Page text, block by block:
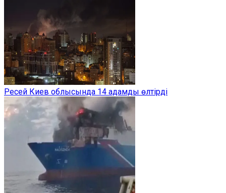
Ресей Киев облысында 14 адамды өлтірді